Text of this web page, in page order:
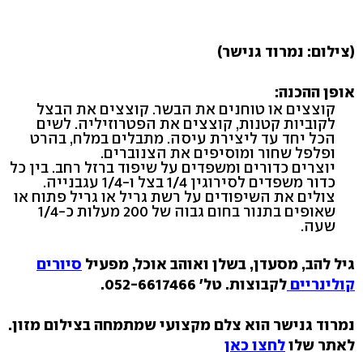
(צילום: נמרוד גנישר)
אופן ההכנה:
קוצצים או טוחנים את הבשר. קוצצים את הבצל
לקוביות קטנות, קוצצים את הפטרוזיליה. לשים
הכל יחד עד ליצירת עיסה. מתבלים במלח, בהרט
ופלפל שחור ומוסיפים את הצנוברים.
יוצרים כדורים ומשפדים על שיפוד ברזל רחב. בין כל
כדור משפדים לסירוגין 1/4 בצל ו-1/4 עגבנייה.
צולים את השיפודים על רשת גריל או גריל פתוח או
שאופים בתנור בחום גבוה של 200 מעלות כ-1/4
שעה.
גיל להב, מסעדן, בשלן ואוהב אוכל, מפעיל סיורים
קולינריים לקבוצות. טל' 052-6617466.
נמרוד גנישר הוא צלם מקצועי שמתמחה בצילום מזון.
לאתר שלולחצו כאן